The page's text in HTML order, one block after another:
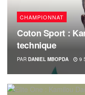
CHAMPIONNAT
Coton Sport :
technique
PAR DANIEL MBOPDA 9